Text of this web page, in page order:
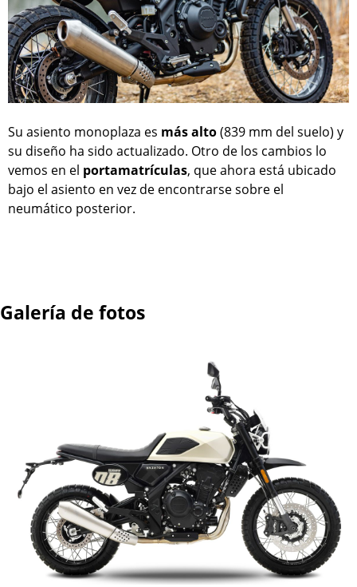
Su asiento monoplaza es más alto(839 mm del suelo) y
su diseño ha sido actualizado. Otro de los cambios lo
vemos en el portamatrículas, que ahora está ubicado
bajo el asiento en vez de encontrarse sobre el
neumático posterior.
Galería de fotos